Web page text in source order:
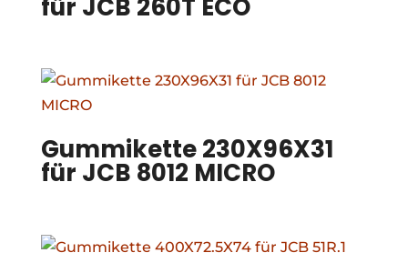
für JCB 260T ECO
Gummikette 230X96X31
für JCB 8012 MICRO